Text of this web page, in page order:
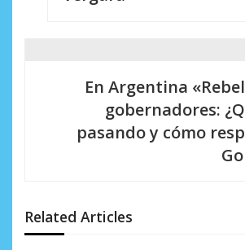
e
En Argentina
gobernadores:
pasando y cómo
Related Articles